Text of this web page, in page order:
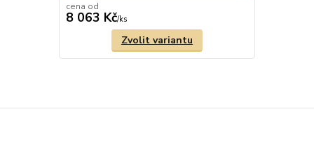
cena od
8 063 Kč/ks
Zvolit variantu